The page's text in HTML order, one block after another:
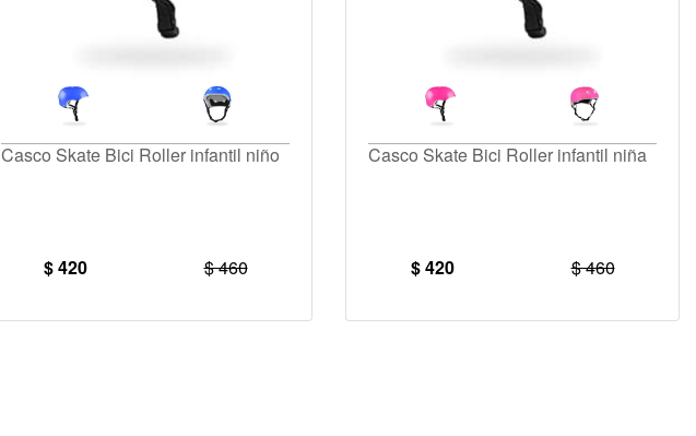
Casco Skate Bici Roller infantil niño
$ 420 $ 460
Casco Skate Bici Roller infantil niña
$ 420 $ 460